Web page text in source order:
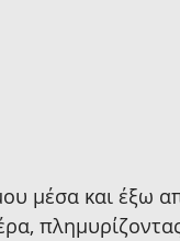
μέσα και έξω